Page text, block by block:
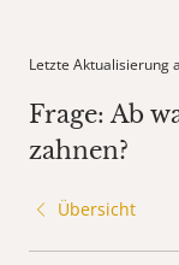
Letzte Aktualisierung
Frage: Ab
zahnen?
Übersicht